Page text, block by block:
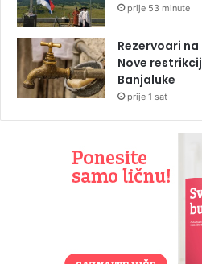
prije 53 minute
Rezervoari
Nove
Banjaluke
prije 1 sat